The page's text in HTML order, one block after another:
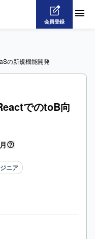
会員登録
の新規機能開発
でのtoB向
ニア